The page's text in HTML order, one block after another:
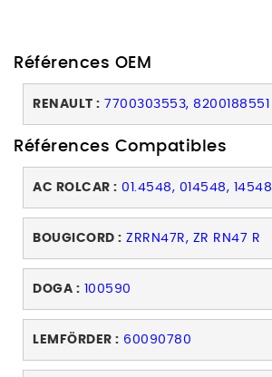
Références OEM
RENAULT : 7700303553, 8200188551
Références Compatibles
AC ROLCAR : 01.4548, 014548, 14548
BOUGICORD : ZRRN47R, ZR RN47 R
DOGA : 100590
LEMFÖRDER : 60090780